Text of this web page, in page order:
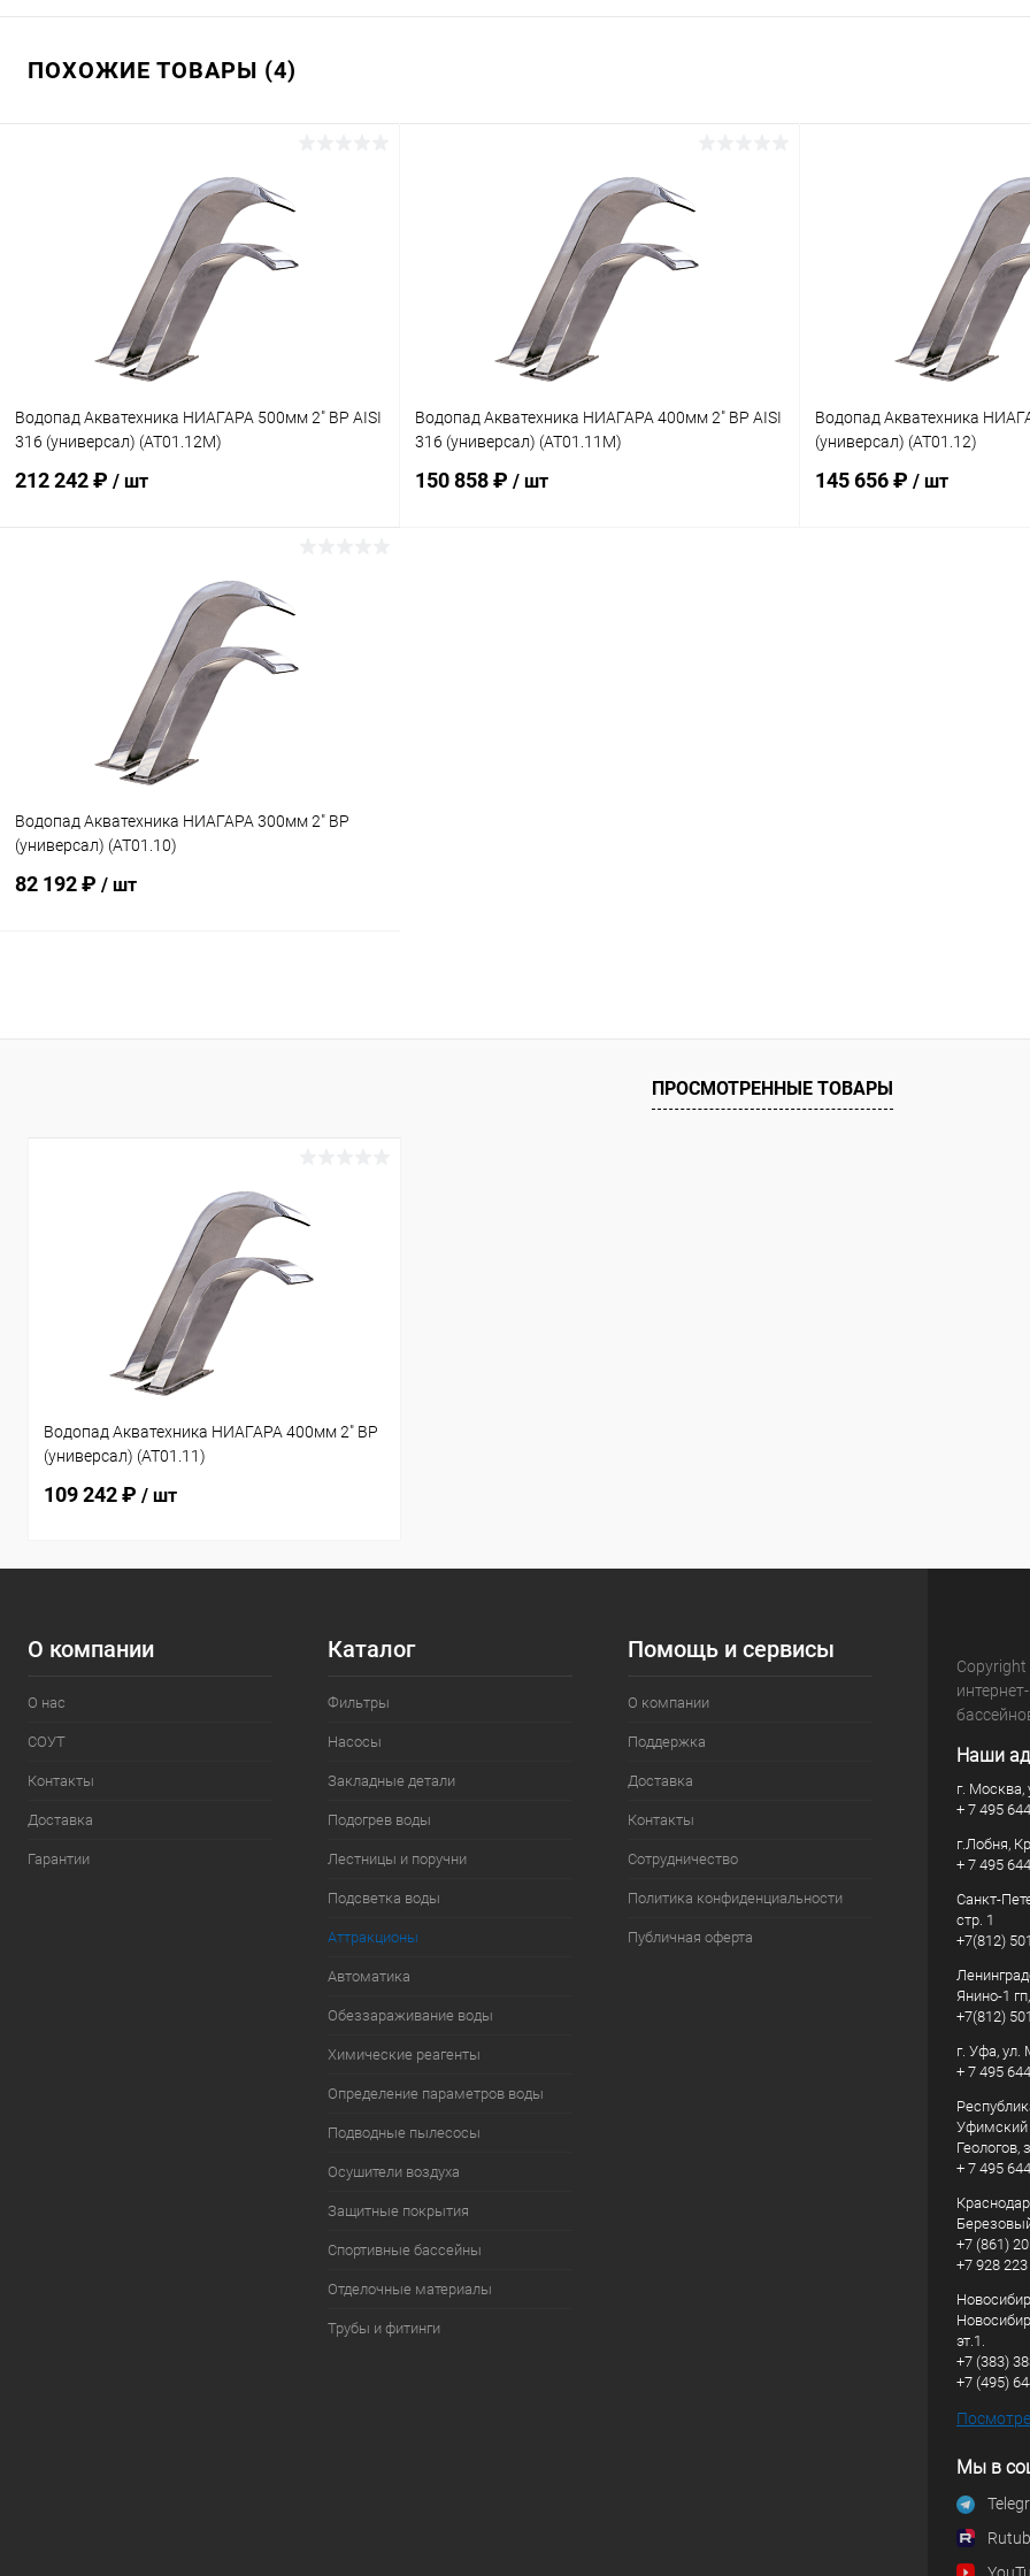
ПОХОЖИЕ ТОВАРЫ (4)
Водопад Акватехника НИАГАРА 500мм 2" ВР AISI
316 (универсал) (AT01.12M)
212 242 ₽ / шт
В корзину
Под заказ
Водопад Акватехника НИАГАРА 400мм 2" ВР AISI
316 (универсал) (AT01.11M)
150 858 ₽ / шт
Водопад Акватехника
(универсал) (AT01.12)
145 656 ₽ / шт
Водопад Акватехника НИАГАРА 300мм 2" ВР
(универсал) (AT01.10)
82 192 ₽ / шт
В избранное
ПРОСМОТРЕННЫЕ ТОВАРЫ
Водопад Акватехника НИАГАРА 400мм 2" ВР
(универсал) (AT01.11)
109 242 ₽ / шт
О компании
О нас
СОУТ
Контакты
Доставка
Гарантии
Каталог
Фильтры
Насосы
Закладные детали
Подогрев воды
Лестницы и поручни
Подсветка воды
Аттракционы
Автоматика
Обеззараживание воды
Химические реагенты
Определение параметров воды
Подводные пылесосы
Осушители воздуха
Защитные покрытия
Спортивные бассейны
Отделочные материалы
Трубы и фитинги
Помощь и сервисы
О компании
Поддержка
Доставка
Контакты
Сотрудничество
Политика конфиденциальности
Публичная оферта
Наши
г. Москва,
+ 7 495
г.Лобня,
+ 7 495
Санкт-
стр. 1
+7(812)
Янино-1
+7(812)
г. Уфа, ул.
+ 7 495
Уфимский
Геологов,
+ 7 495
+7 (861)
+7 928
эт.1.
+7 (383)
+7 (495)
Мы в